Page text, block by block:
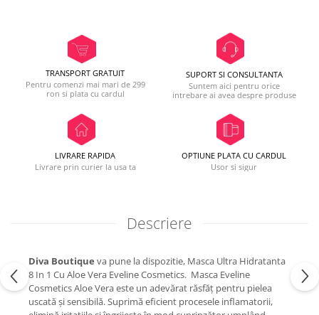
TRANSPORT GRATUIT
Pentru comenzi mai mari de 299
ron si plata cu cardul
SUPORT SI CONSULTANTA
Suntem aici pentru orice
intrebare ai avea despre produse
LIVRARE RAPIDA
Livrare prin curier la usa ta
OPTIUNE PLATA CU CARDUL
Usor si sigur
Descriere
Diva Boutique va pune la dispozitie, Masca Ultra Hidratanta
8 In 1 Cu Aloe Vera Eveline Cosmetics. Masca Eveline
Cosmetics Aloe Vera este un adevărat răsfăț pentru pielea
uscată și sensibilă. Suprimă eficient procesele inflamatorii,